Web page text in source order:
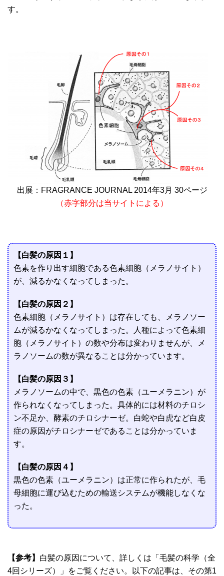
す。
出展：FRAGRANCE JOURNAL 2014年3月 30ページ
（赤字部分は当サイトによる）
【白髪の原因１】
色素を作り出す細胞である色素細胞（メラノサイト）
が、減るかなくなってしまった。
【白髪の原因２】
色素細胞（メラノサイト）は存在しても、メラノソー
ムが減るかなくなってしまった。人種によって色素細
胞（メラノサイト）の数や分布は変わりませんが、メ
ラノソームの数が異なることは分かっています。
【白髪の原因３】
メラノソームの中で、黒色の色素（ユーメラニン）が
作られなくなってしまった。具体的には材料のチロシ
ン不足か、酵素のチロシナーゼ。白蛇や白虎など白皮
症の原因がチロシナーゼであることは分かっていま
す。
【白髪の原因４】
黒色の色素（ユーメラニン）は正常に作られたが、毛
母細胞に運び込むための輸送システムが機能しなくな
った。
【参考】 白髪の原因について、詳しくは「毛髪の科学（全
4回シリーズ）」をご覧ください。以下の記事は、その第1